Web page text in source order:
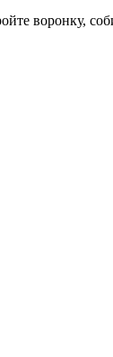
воронку,